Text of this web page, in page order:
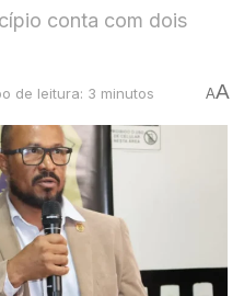
conta com dois
de leitura: 3 minutos AA